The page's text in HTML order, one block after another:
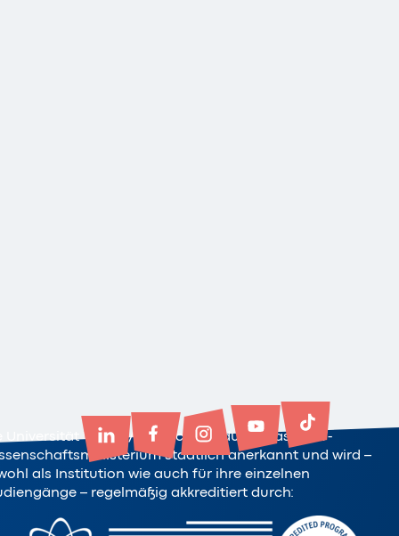
Universität Witten/Herdecke ist durch das NRW-
staatlich anerkannt und wird –
als Institution wie auch für ihre einzelnen
– regelmäßig akkreditiert durch: